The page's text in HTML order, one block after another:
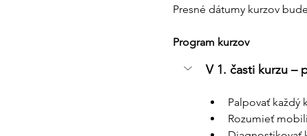
Presné dátumy kurzov
Program kurzov
V 1. časti kurzu –
Palpovať každý
Rozumieť